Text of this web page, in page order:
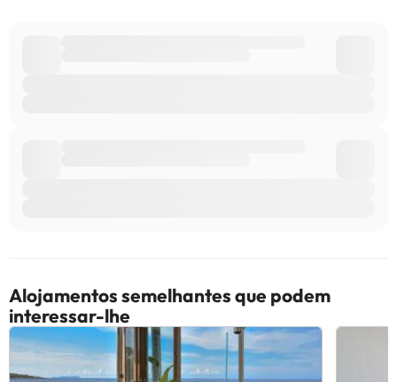
Alojamentos semelhantes que podem
interessar-lhe